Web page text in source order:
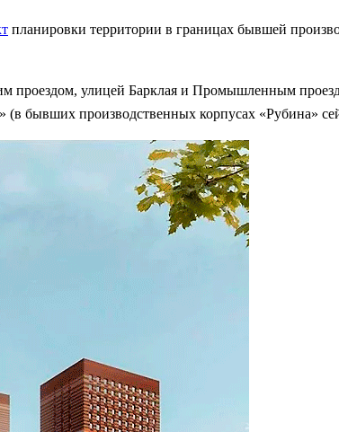
планировки территории в границах бывшей
проездом, улицей Барклая и Промышленным
бывших производственных корпусах «Рубина»